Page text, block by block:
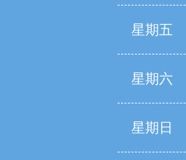
星期五
星期六
星期日